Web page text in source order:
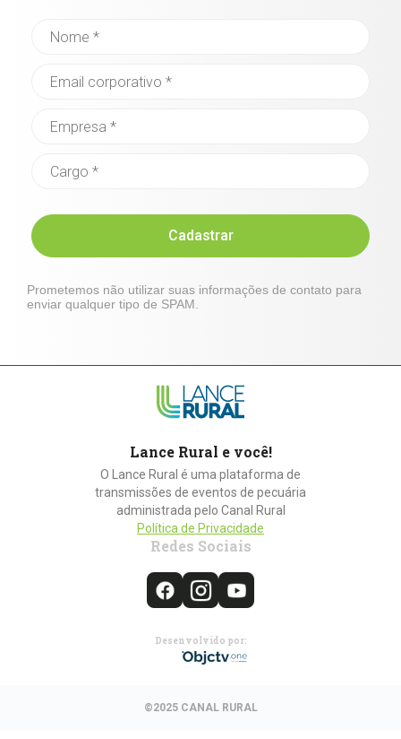
Cadastrar
Prometemos não utilizar suas informações de contato para
enviar qualquer tipo de SPAM.
Lance Rural e você!
O Lance Rural é uma plataforma de
transmissões de eventos de pecuária
administrada pelo Canal Rural
Política de Privacidade
Redes Sociais
Desenvolvido por:
©2025 CANAL RURAL